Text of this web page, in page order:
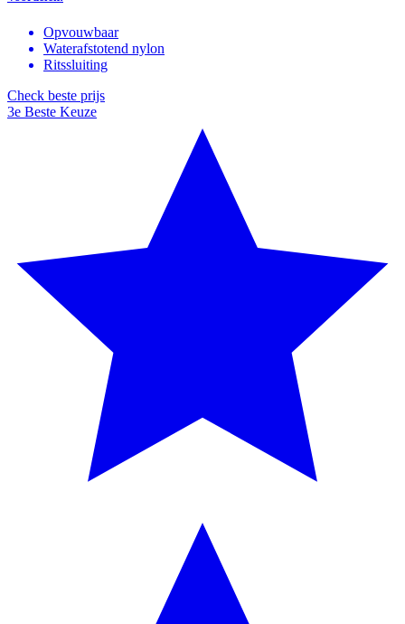
Opvouwbaar
Waterafstotend nylon
Ritssluiting
Check beste prijs
3e Beste Keuze